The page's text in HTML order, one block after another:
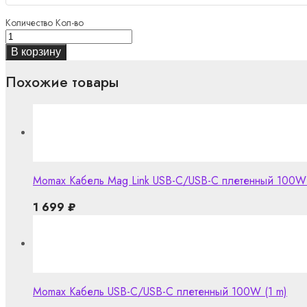
Количество Кол-во
В корзину
Похожие товары
Momax Кабель Mag Link USB-C/USB-C плетенный
1 699 ₽
Momax Кабель USB-C/USB-C плетенный 100W (1 m)